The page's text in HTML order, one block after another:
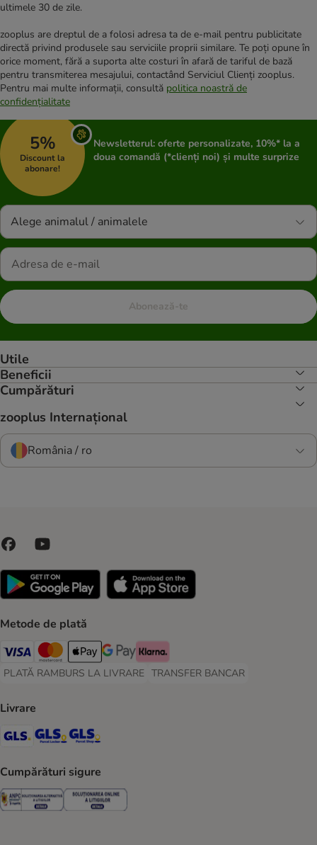
ultimele 30 de zile.
zooplus are dreptul de a folosi adresa ta de e-mail pentru publicitate
directă privind produsele sau serviciile proprii similare. Te poți opune în
orice moment, fără a suporta alte costuri în afară de tariful de bază
pentru transmiterea mesajului, contactând Serviciul Clienți zooplus.
Pentru mai multe informații, consultă politica noastră de
confidențialitate
5%
Discount la
abonare!
Newsletterul: oferte personalizate, 10%* la a
doua comandă (*clienți noi) și multe surprize
Alege animalul / animalele
Abonează-te
Utile
Beneficii
Cumpărături
zooplus Internațional
România / ro
Metode de plată
Visa Payment Method
Master Card Payment Method
Apple Pay Payment Method
Google Pay Payment Method
Klarna Payment Method
PLATĂ RAMBURS LA LIVRARE
PLATĂ RAMBURS LA LIVRARE Payment Method
TRANSFER BANCAR
TRANSFER BANCAR Payment
Livrare
GLS Shipping Method
GLS Locker Shipping Method
Cumpărături sigure
Security Security